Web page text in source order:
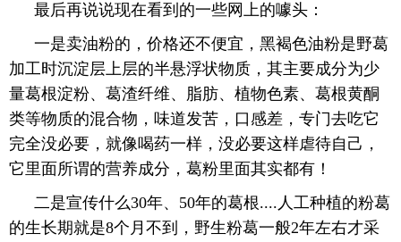
最后再说说现在看到的一些网上的噱头：
一是卖油粉的，价格还不便宜，黑褐色油粉是野葛
加工时沉淀层上层的半悬浮状物质，其主要成分为少
量葛根淀粉、葛渣纤维、脂肪、植物色素、葛根黄酮
类等物质的混合物，味道发苦，口感差，专门去吃它
完全没必要，就像喝药一样，没必要这样虐待自己，
它里面所谓的营养成分，葛粉里面其实都有！
二是宣传什么30年、50年的葛根....人工种植的粉葛
的生长期就是8个月不到，野生粉葛一般2年左右才采